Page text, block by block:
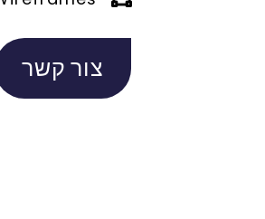
צור קשר